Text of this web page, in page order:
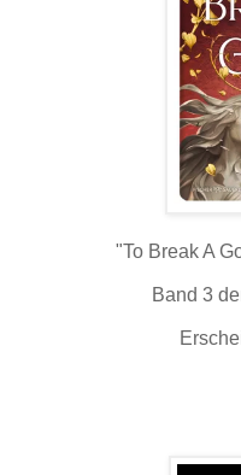
"To Break A
Band 3